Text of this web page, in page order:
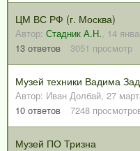
ЦМ ВС РФ (г. Москва)
Автор: Стадник А.Н., 14
13 ответов 3051 просмотр
Музей техники Вадима
Автор: Иван Долбай, 27
10 ответов 7248
Музей ПО Тризна